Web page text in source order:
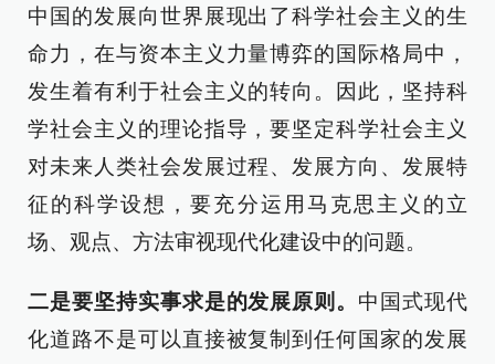
中国的发展向世界展现出了科学社会主义的生
命力，在与资本主义力量博弈的国际格局中，
发生着有利于社会主义的转向。因此，坚持科
学社会主义的理论指导，要坚定科学社会主义
对未来人类社会发展过程、发展方向、发展特
征的科学设想，要充分运用马克思主义的立
场、观点、方法审视现代化建设中的问题。
二是要坚持实事求是的发展原则。 中国式现代
化道路不是可以直接被复制到任何国家的发展